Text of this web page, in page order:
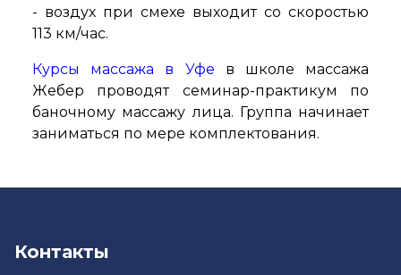
- воздух при смехе выходит со скоростью
113 км/час.
Курсы массажа в Уфе в школе массажа
Жебер проводят семинар-практикум по
баночному массажу лица. Группа начинает
заниматься по мере комплектования.
Контакты